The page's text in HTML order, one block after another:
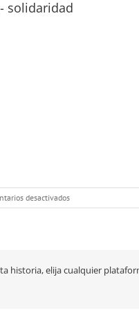
solidaridad
desactivadosen
Médicos
historia, elija cualquier